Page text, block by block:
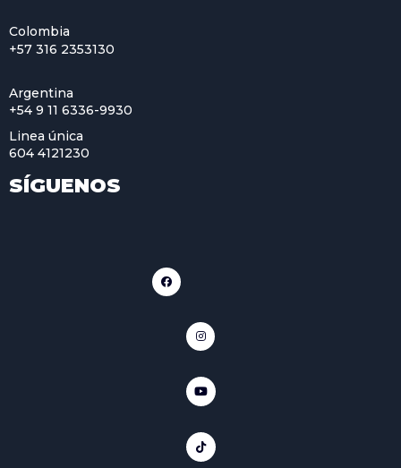
Colombia
+57 316 2353130
Argentina
+54 9 11 6336-9930
Linea única
604 4121230
SÍGUENOS